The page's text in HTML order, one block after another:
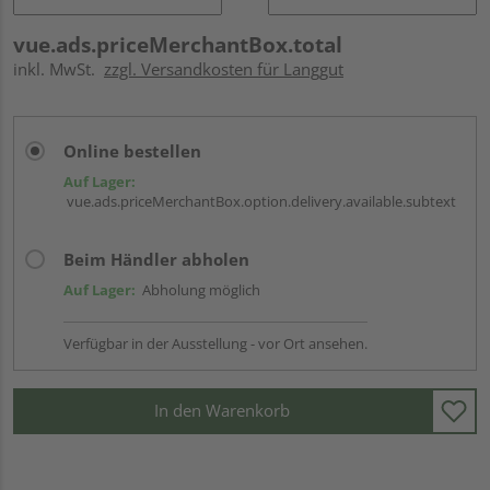
vue.ads.priceMerchantBox.total
inkl. MwSt. zzgl. Versandkosten für Langgut
Online bestellen
Auf Lager:
vue.ads.priceMerchantBox.option.delivery.available.subtext
Beim Händler abholen
Auf Lager: Abholung möglich
Verfügbar in der Ausstellung - vor Ort ansehen.
In den Warenkorb